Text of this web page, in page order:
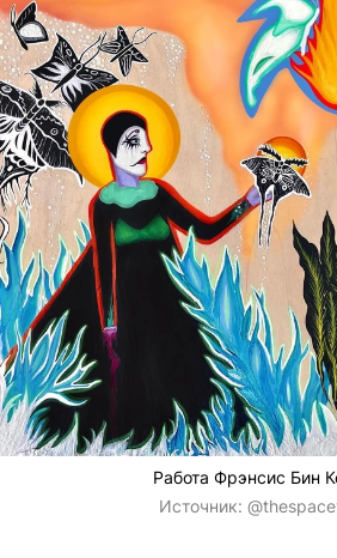
Работа Фрэнсис Бин
Источник: